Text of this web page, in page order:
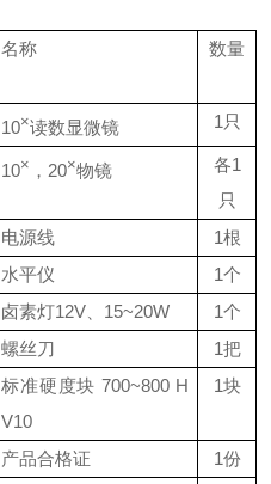
名称 数量
10×读数显微镜 1 只
10× ， 20×物镜 各1
只
电源线 1根
水平仪 1个
卤素灯12V 15~20W 1个
螺丝刀 1把
标准硬度块 700~800 H
V10
1块
产品合格证 1份